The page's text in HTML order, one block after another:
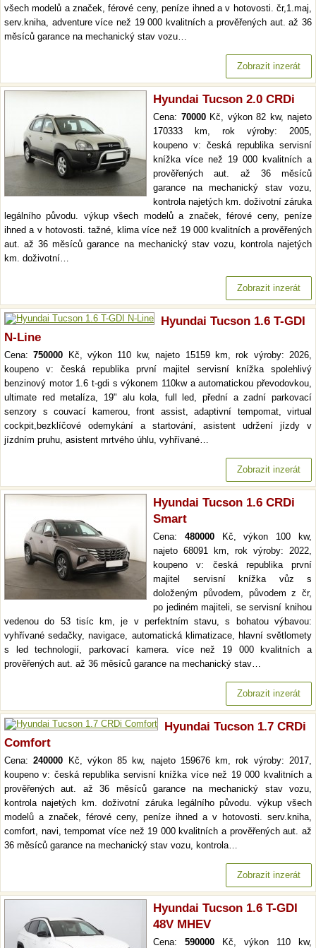
všech modelů a značek, férové ceny, peníze ihned a v hotovosti. čr,1.maj,
serv.kniha, adventure více než 19 000 kvalitních a prověřených aut. až 36
měsíců garance na mechanický stav vozu…
Zobrazit inzerát
Hyundai Tucson 2.0 CRDi
Cena: 70000Kč, výkon 82 kw, najeto
170333 km, rok výroby: 2005,
koupeno v: česká republika servisní
knížka více než 19 000 kvalitních a
prověřených aut. až 36 měsíců
garance na mechanický stav vozu,
kontrola najetých km. doživotní záruka
legálního původu. výkup všech modelů a značek, férové ceny, peníze
ihned a v hotovosti. tažné, klima více než 19 000 kvalitních a prověřených
aut. až 36 měsíců garance na mechanický stav vozu, kontrola najetých
km. doživotní…
Zobrazit inzerát
Hyundai Tucson 1.6 T-GDI
N-Line
Cena:750000 Kč, výkon 110 kw, najeto 15159 km, rok výroby: 2026,
koupeno v: česká republika první majitel servisní knížka spolehlivý
benzinový motor 1.6 t-gdi s výkonem 110kw a automatickou převodovkou,
ultimate red metalíza, 19" alu kola, full led, přední a zadní parkovací
senzory s couvací kamerou, front assist, adaptivní tempomat, virtual
cockpit,bezklíčové odemykání a startování, asistent udržení jízdy v
jízdním pruhu, asistent mrtvého úhlu, vyhřívané…
Zobrazit inzerát
Hyundai Tucson 1.6 CRDi
Smart
Cena: 480000Kč, výkon 100 kw,
najeto 68091 km, rok výroby: 2022,
koupeno v: česká republika první
majitel servisní knížka vůz s
doloženým původem, původem z čr,
po jediném majiteli, se servisní knihou
vedenou do 53 tisíc km, je v perfektním stavu, s bohatou výbavou:
vyhřívané sedačky, navigace, automatická klimatizace, hlavní světlomety
s led technologií, parkovací kamera. více než 19 000 kvalitních a
prověřených aut. až 36 měsíců garance na mechanický stav…
Zobrazit inzerát
Hyundai Tucson 1.7 CRDi
Comfort
Cena:240000 Kč, výkon 85 kw, najeto 159676 km, rok výroby: 2017,
koupeno v: česká republika servisní knížka více než 19 000 kvalitních a
prověřených aut. až 36 měsíců garance na mechanický stav vozu,
kontrola najetých km. doživotní záruka legálního původu. výkup všech
modelů a značek, férové ceny, peníze ihned a v hotovosti. serv.kniha,
comfort, navi, tempomat více než 19 000 kvalitních a prověřených aut. až
36 měsíců garance na mechanický stav vozu, kontrola…
Zobrazit inzerát
Hyundai Tucson 1.6 T-GDI
48V MHEV
Cena: 590000 Kč, výkon 110 kw,